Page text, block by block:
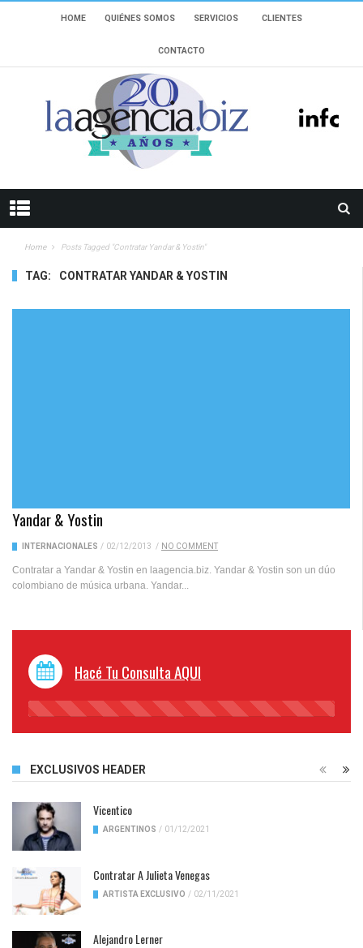
HOME QUIÉNES SOMOS SERVICIOS CLIENTES
CONTACTO
Home Posts Tagged "contratar Yandar & Yostin"
TAG: CONTRATAR YANDAR & YOSTIN
Yandar & Yostin
INTERNACIONALES / 02/12/2013 / NO COMMENT
Contratar a Yandar & Yostin en laagencia.biz. Yandar & Yostin son un dúo
colombiano de música urbana. Yandar...
Hacé Tu Consulta AQUI
45%
EXCLUSIVOS HEADER
Vicentico
ARGENTINOS / 01/12/2021
Contratar A Julieta Venegas
ARTISTA EXCLUSIVO / 02/11/2021
Alejandro Lerner